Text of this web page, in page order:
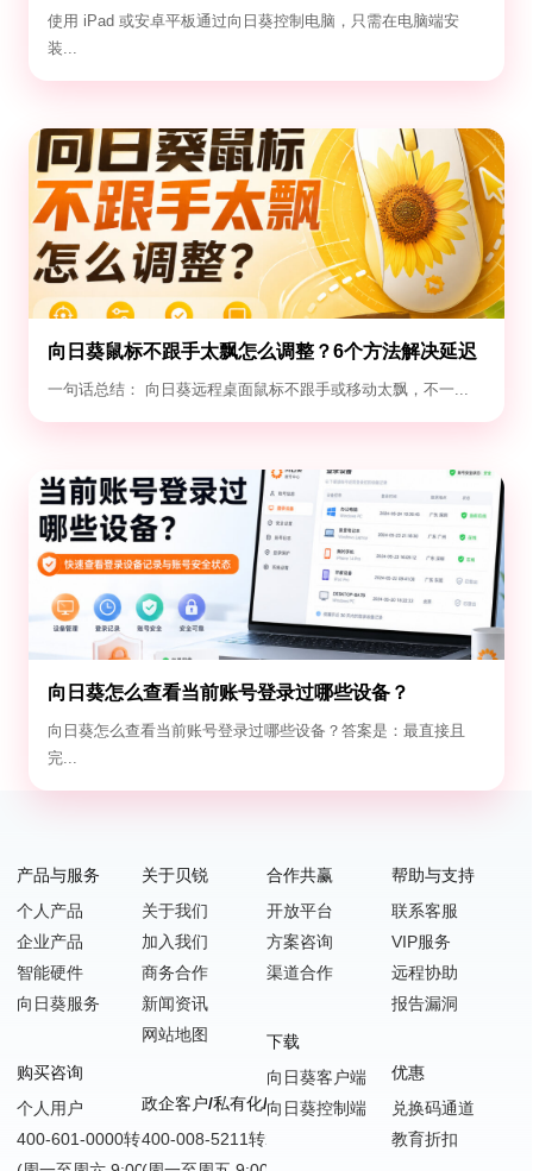
控电脑教程
使用 iPad 或安卓平板通过向日葵控制电脑，只需在电脑端安
装...
向日葵鼠标不跟手太飘怎么调整？6个方法解决延迟
与漂移
一句话总结： 向日葵远程桌面鼠标不跟手或移动太飘，不一...
向日葵怎么查看当前账号登录过哪些设备？
向日葵怎么查看当前账号登录过哪些设备？答案是：最直接且
完...
产品与服务
个人产品
企业产品
智能硬件
向日葵服务
购买咨询
个人用户
400-601-0000转1
关于贝锐
关于我们
加入我们
商务合作
新闻资讯
网站地图
政企客户/私有化/SDK嵌入
400-008-5211转2
合作共赢
开放平台
方案咨询
渠道合作
下载
向日葵客户端
向日葵控制端
帮助与支持
联系客服
VIP服务
远程协助
报告漏洞
优惠
兑换码通道
教育折扣